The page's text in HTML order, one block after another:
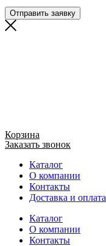
Отправить заявку
Корзина
Заказать звонок
Каталог
О компании
Контакты
Доставка и оплата
Каталог
О компании
Контакты